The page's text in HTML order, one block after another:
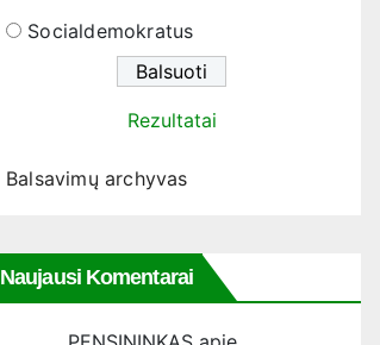
Socialdemokratus
Rezultatai
Balsavimų archyvas
Naujausi Komentarai